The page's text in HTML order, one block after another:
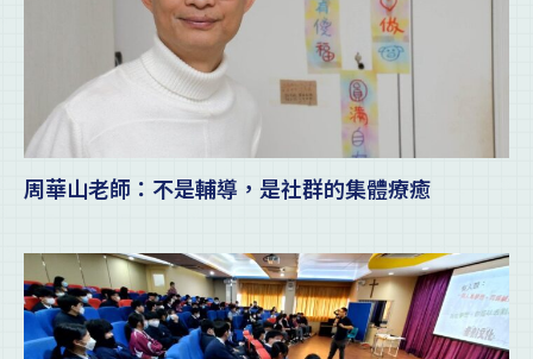
周華山老師：不是輔導，是社群的集體療癒